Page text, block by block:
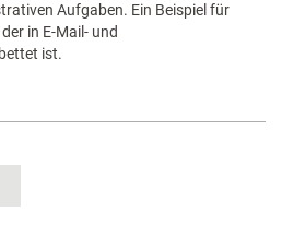
Aufgaben. Ein Beispiel für
in E-Mail- und
ist.